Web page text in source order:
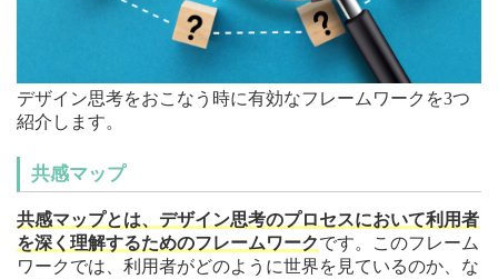
デザイン思考をおこなう時に有効なフレームワークを3つ
紹介します。
共感マップ
共感マップとは、デザイン思考のプロセスにおいて利用者
を深く理解するためのフレームワークです。このフレーム
ワークでは、利用者がどのように世界を見ているのか、な